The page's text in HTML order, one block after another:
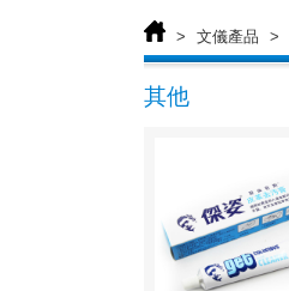
> 文儀產品 >
其他